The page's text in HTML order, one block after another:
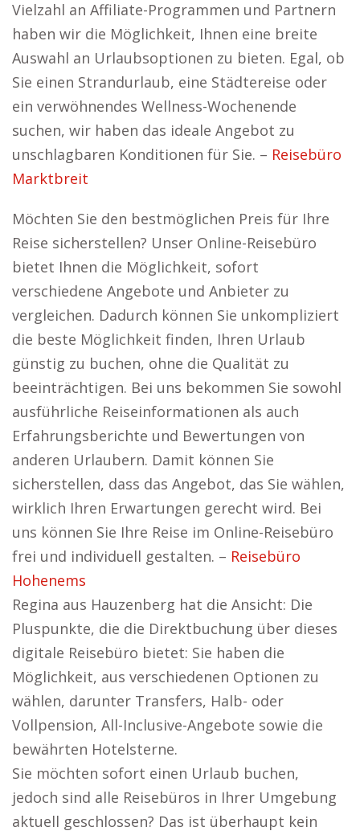
Vielzahl an Affiliate-Programmen und Partnern
haben wir die Möglichkeit, Ihnen eine breite
Auswahl an Urlaubsoptionen zu bieten. Egal, ob
Sie einen Strandurlaub, eine Städtereise oder
ein verwöhnendes Wellness-Wochenende
suchen, wir haben das ideale Angebot zu
unschlagbaren Konditionen für Sie. – Reisebüro
Marktbreit
Möchten Sie den bestmöglichen Preis für Ihre
Reise sicherstellen? Unser Online-Reisebüro
bietet Ihnen die Möglichkeit, sofort
verschiedene Angebote und Anbieter zu
vergleichen. Dadurch können Sie unkompliziert
die beste Möglichkeit finden, Ihren Urlaub
günstig zu buchen, ohne die Qualität zu
beeinträchtigen. Bei uns bekommen Sie sowohl
ausführliche Reiseinformationen als auch
Erfahrungsberichte und Bewertungen von
anderen Urlaubern. Damit können Sie
sicherstellen, dass das Angebot, das Sie wählen,
wirklich Ihren Erwartungen gerecht wird. Bei
uns können Sie Ihre Reise im Online-Reisebüro
frei und individuell gestalten. – Reisebüro
Hohenems
Regina aus Hauzenberg hat die Ansicht: Die
Pluspunkte, die die Direktbuchung über dieses
digitale Reisebüro bietet: Sie haben die
Möglichkeit, aus verschiedenen Optionen zu
wählen, darunter Transfers, Halb- oder
Vollpension, All-Inclusive-Angebote sowie die
bewährten Hotelsterne.
Sie möchten sofort einen Urlaub buchen,
jedoch sind alle Reisebüros in Ihrer Umgebung
aktuell geschlossen? Das ist überhaupt kein